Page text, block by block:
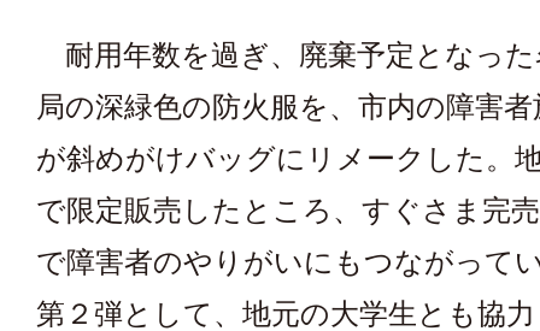
耐用年数を過ぎ、廃棄予定となった
局の深緑色の防火服を、市内の障害
が斜めがけバッグにリメークした。
で限定販売したところ、すぐさま完
で障害者のやりがいにもつながって
第２弾として、地元の大学生とも協